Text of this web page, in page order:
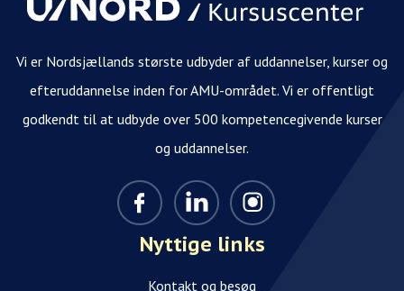
Vi er Nordsjællands største udbyder af uddannelser, kurser og
efteruddannelse inden for AMU-området. Vi er offentligt
godkendt til at udbyde over 500 kompetencegivende kurser
og uddannelser.
Nyttige links
Kontakt og besøg